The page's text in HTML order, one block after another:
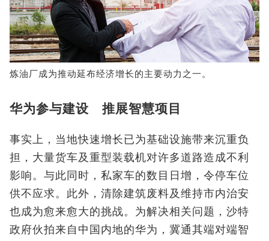
炼油厂成为推动延布经济增长的主要动力之一。
华为参与建设 推展智慧项目
事实上，当地快速增长已为基础设施带来沉重负
担，大量货车及重型装载机对许多道路造成不利
影响。与此同时，私家车的数目日增，令停车位
供不应求。此外，清除建筑废料及维持市内治安
也成为愈来愈大的挑战。为解决相关问题，沙特
政府伙拍来自中国内地的华为，冀通其端对端智